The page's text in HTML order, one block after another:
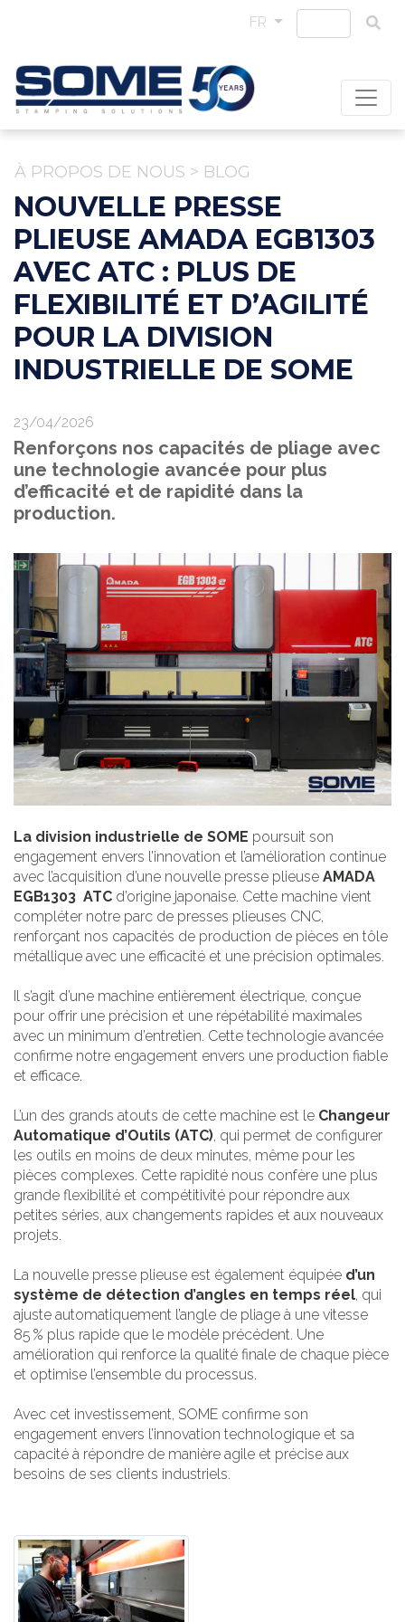
FR
À PROPOS DE NOUS > BLOG
NOUVELLE PRESSE
PLIEUSE AMADA EGB1303
AVEC ATC : PLUS DE
FLEXIBILITÉ ET D’AGILITÉ
POUR LA DIVISION
INDUSTRIELLE DE SOME
23/04/2026
Renforçons nos capacités de pliage avec
une technologie avancée pour plus
d’efficacité et de rapidité dans la
production.
La division industrielle de SOME poursuit son
engagement envers l’innovation et l’amélioration continue
avec l’acquisition d’une nouvelle presse plieuse AMADA
EGB1303 ATC d’origine japonaise. Cette machine vient
compléter notre parc de presses plieuses CNC,
renforçant nos capacités de production de pièces en tôle
métallique avec une efficacité et une précision optimales.
Il s’agit d’une machine entièrement électrique, conçue
pour offrir une précision et une répétabilité maximales
avec un minimum d’entretien. Cette technologie avancée
confirme notre engagement envers une production fiable
et efficace.
L’un des grands atouts de cette machine est le Changeur
Automatique d’Outils (ATC), qui permet de configurer
les outils en moins de deux minutes, même pour les
pièces complexes. Cette rapidité nous confère une plus
grande flexibilité et compétitivité pour répondre aux
petites séries, aux changements rapides et aux nouveaux
projets.
La nouvelle presse plieuse est également équipée d’un
système de détection d’angles en temps réel, qui
ajuste automatiquement l’angle de pliage à une vitesse
85 % plus rapide que le modèle précédent. Une
amélioration qui renforce la qualité finale de chaque pièce
et optimise l’ensemble du processus.
Avec cet investissement, SOME confirme son
engagement envers l’innovation technologique et sa
capacité à répondre de manière agile et précise aux
besoins de ses clients industriels.